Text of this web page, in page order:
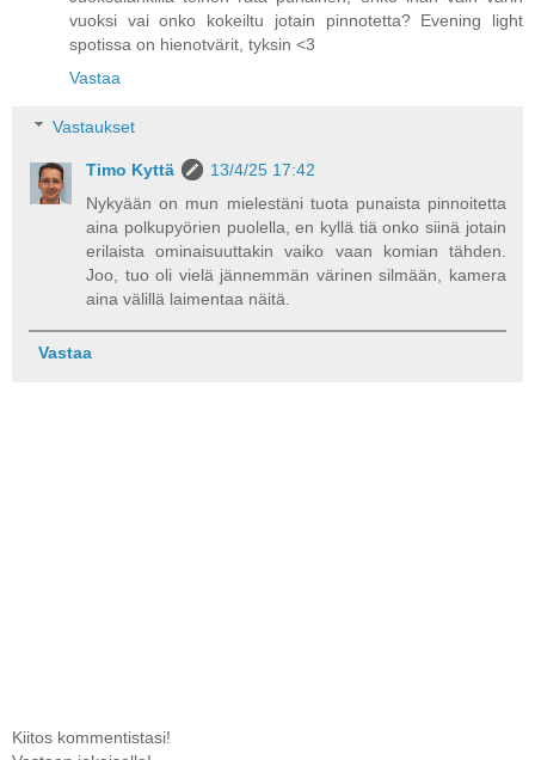
vuoksi vai onko kokeiltu jotain pinnotetta? Evening light
spotissa on hienotvärit, tyksin <3
Vastaa
Vastaukset
Timo Kyttä
13/4/25 17:42
Nykyään on mun mielestäni tuota punaista pinnoitetta
aina polkupyörien puolella, en kyllä tiä onko siinä jotain
erilaista ominaisuuttakin vaiko vaan komian tähden.
Joo, tuo oli vielä jännemmän värinen silmään, kamera
aina välillä laimentaa näitä.
Vastaa
Kiitos kommentistasi!